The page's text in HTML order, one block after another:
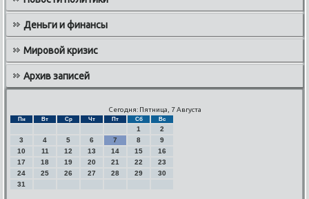
Деньги и финансы
Мировой кризис
Архив записей
Сегодня: Пятница, 7 Августа
Пн Вт Ср Чт Пт Сб Вс
1
2
3
4 5 6 7 8
9
10
11 12 13 14 15
16
17
18 19 20 21 22
23
24
25 26 27 28 29
30
31